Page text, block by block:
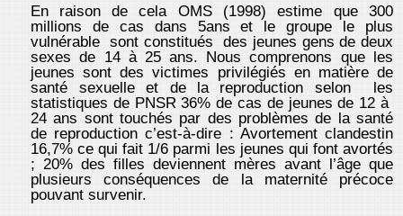
En raison de cela OMS (1998) estime que 300
millions de cas dans 5ans et le groupe le plus
vulnérable sont constitués des jeunes gens de deux
sexes de 14 à 25 ans. Nous comprenons que les
jeunes sont des victimes privilégiés en matière de
santé sexuelle et de la reproduction selon les
statistiques de PNSR 36% de cas de jeunes de 12 à
24 ans sont touchés par des problèmes de la santé
de reproduction c’est-à-dire : Avortement clandestin
16,7% ce qui fait 1/6 parmi les jeunes qui font avortés
; 20% des filles deviennent mères avant l’âge que
plusieurs conséquences de la maternité précoce
pouvant survenir.